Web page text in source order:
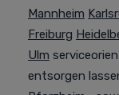
Mannheim
Freiburg
Ulm
entsorgen